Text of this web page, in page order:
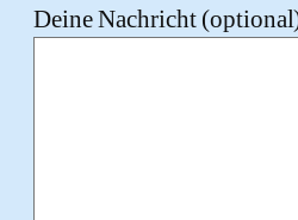
Deine Nachricht